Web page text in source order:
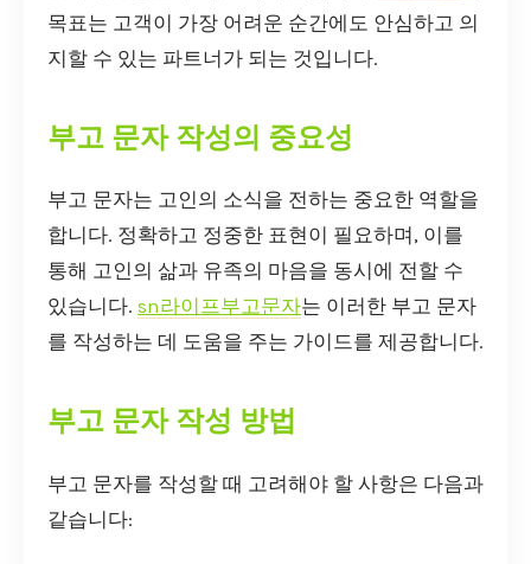
목표는 고객이 가장 어려운 순간에도 안심하고 의
지할 수 있는 파트너가 되는 것입니다.
부고 문자 작성의 중요성
부고 문자는 고인의 소식을 전하는 중요한 역할을
합니다. 정확하고 정중한 표현이 필요하며, 이를
통해 고인의 삶과 유족의 마음을 동시에 전할 수
있습니다. sn라이프부고문자는 이러한 부고 문자
를 작성하는 데 도움을 주는 가이드를 제공합니다.
부고 문자 작성 방법
부고 문자를 작성할 때 고려해야 할 사항은 다음과
같습니다: